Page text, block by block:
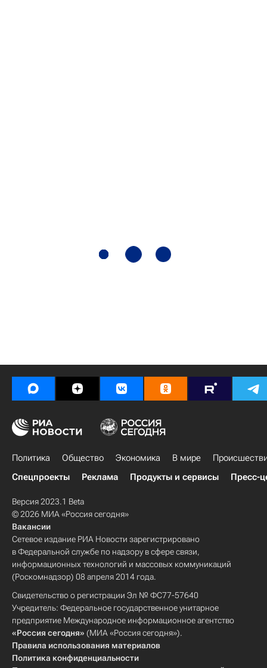
Политика Общество Экономика В мире
Спецпроекты
Реклама Продукты и сервисы Пресс-
Версия 2023.1 Beta
© 2026 МИА «Россия сегодня»
Вакансии
Сетевое издание РИА Новости зарегистрировано
в Федеральной службе по надзору в сфере связи,
информационных технологий и массовых коммуникаций
(Роскомнадзор) 08 апреля 2014 года.
Свидетельство о регистрации Эл № ФС77-57640
Учредитель: Федеральное государственное унитарное
предприятие Международное информационное агентство
«Россия сегодня» (МИА «Россия сегодня»).
Правила использования материалов
Политика конфиденциальности